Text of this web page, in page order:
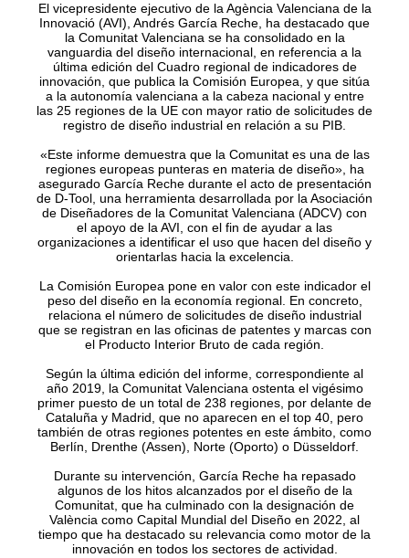
El vicepresidente ejecutivo de la Agència Valenciana de la
Innovació (AVI), Andrés García Reche, ha destacado que
la Comunitat Valenciana se ha consolidado en la
vanguardia del diseño internacional, en referencia a la
última edición del Cuadro regional de indicadores de
innovación, que publica la Comisión Europea, y que sitúa
a la autonomía valenciana a la cabeza nacional y entre
las 25 regiones de la UE con mayor ratio de solicitudes de
registro de diseño industrial en relación a su PIB.
«Este informe demuestra que la Comunitat es una de las
regiones europeas punteras en materia de diseño», ha
asegurado García Reche durante el acto de presentación
de D-Tool, una herramienta desarrollada por la Asociación
de Diseñadores de la Comunitat Valenciana (ADCV) con
el apoyo de la AVI, con el fin de ayudar a las
organizaciones a identificar el uso que hacen del diseño y
orientarlas hacia la excelencia.
La Comisión Europea pone en valor con este indicador el
peso del diseño en la economía regional. En concreto,
relaciona el número de solicitudes de diseño industrial
que se registran en las oficinas de patentes y marcas con
el Producto Interior Bruto de cada región.
Según la última edición del informe, correspondiente al
año 2019, la Comunitat Valenciana ostenta el vigésimo
primer puesto de un total de 238 regiones, por delante de
Cataluña y Madrid, que no aparecen en el top 40, pero
también de otras regiones potentes en este ámbito, como
Berlín, Drenthe (Assen), Norte (Oporto) o Düsseldorf.
Durante su intervención, García Reche ha repasado
algunos de los hitos alcanzados por el diseño de la
Comunitat, que ha culminado con la designación de
València como Capital Mundial del Diseño en 2022, al
tiempo que ha destacado su relevancia como motor de la
innovación en todos los sectores de actividad.